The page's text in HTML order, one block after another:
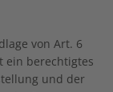
von Art. 6
ein berechtigtes
und der